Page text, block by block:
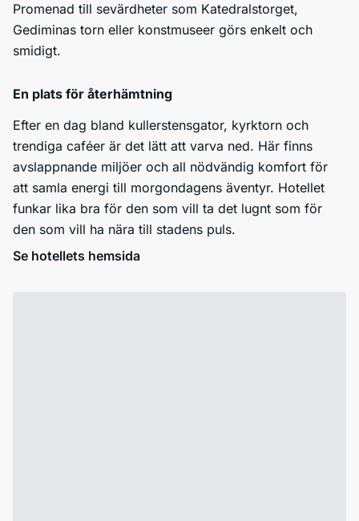
Promenad till sevärdheter som Katedralstorget,
Gediminas torn eller konstmuseer görs enkelt och
smidigt.
En plats för återhämtning
Efter en dag bland kullerstensgator, kyrktorn och
trendiga caféer är det lätt att varva ned. Här finns
avslappnande miljöer och all nödvändig komfort för
att samla energi till morgondagens äventyr. Hotellet
funkar lika bra för den som vill ta det lugnt som för
den som vill ha nära till stadens puls.
Se hotellets hemsida